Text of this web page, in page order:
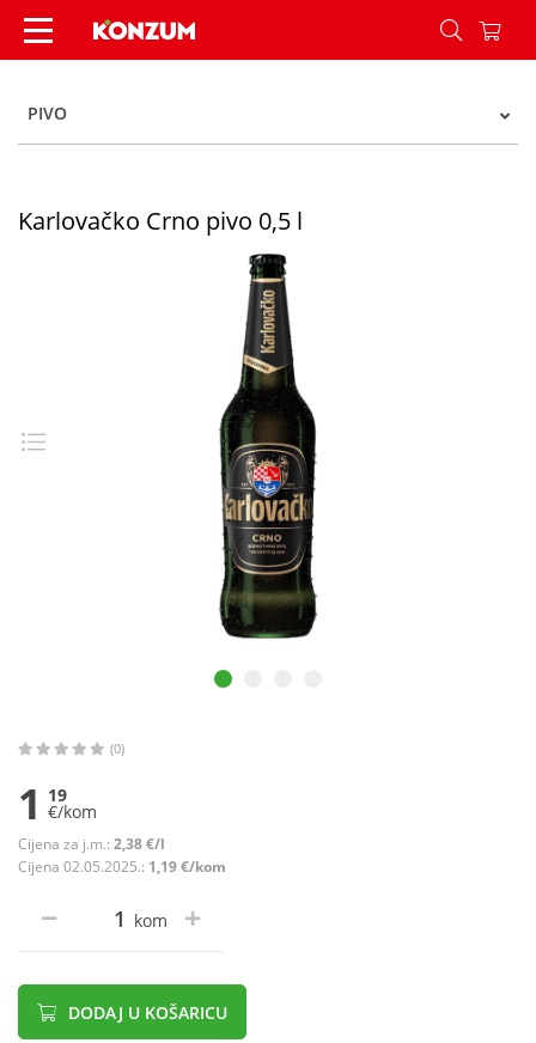
Karlovačko Crno pivo 0,5 l - Konzum
PIVO
Karlovačko Crno pivo 0,5 l
(0)
1 19
€/kom
Cijena za j.m.: 2,38 €/l
Cijena 02.05.2025.: 1,19 €/kom
kom
DODAJ U KOŠARICU